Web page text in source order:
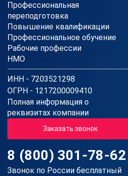
Профессиональная
переподготовка
Повышение квалификации
Профессиональное обучение
Рабочие профессии
НМО
ИНН - 7203521298
ОГРН - 1217200009410
Полная информация о
реквизитах компании
Заказать звонок
8 (800) 301-78-62
Звонок по России бесплатный